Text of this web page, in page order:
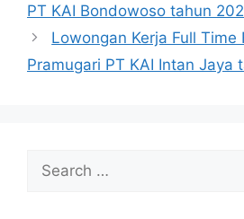
PT KAI Bondowoso tahun
Lowongan Kerja Full Time
Pramugari PT KAI Intan Jaya
for: